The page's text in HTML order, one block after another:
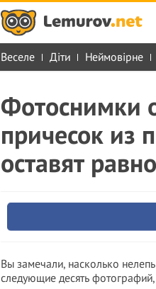
Веселе Діти Неймовірне
Фотоснимки
причесок из
оставят
Вы замечали, насколько
следующие десять